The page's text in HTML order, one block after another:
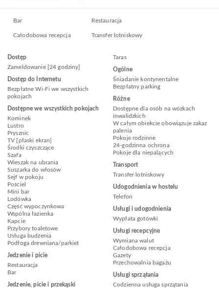
Bar Restauracja
Całodobowa recepcja Transfer lotniskowy
Dostęp
Zameldowanie [24 godziny]
Dostęp do Internetu
Bezpłatne Wi-Fi we wszystkich
pokojach
Dostępne we wszystkich pokojach
Kominek
Lustro
Prysznic
TV [płaski ekran]
Środki czyszczące
Szafa
Wieszak na ubrania
Suszarka do włosów
Sejf w pokoju
Pościel
Mini bar
Lodówka
Część wypoczynkowa
Wspólna łazienka
Kapcie
Przybory toaletowe
Usługa budzenia
Podłoga drewniana/parkiet
Jedzenie i picie
Restauracja
Bar
Jedzenie, picie i przekąski
Taras
Ogólne
Śniadanie kontynentalne
Bezpłatny parking
Różne
Dostępne dla osób na wózkach
inwalidzkich
W całym obiekcie obowiązuje zakaz
palenia
Pokoje rodzinne
24-godzinna ochrona
Pokoje dla niepalących
Transport
Transfer lotniskowy
Udogodnienia w hostelu
Telefon
Usługi i udogodnienia
Wypłata gotówki
Usługi recepcyjne
Wymiana walut
Całodobowa recepcja
Gazety
Przechowalnia bagażu
Usługi sprzątania
Codzienna usługa sprzątania